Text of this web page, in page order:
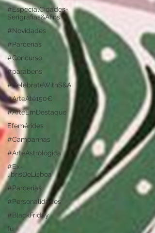
#EspecialCidades-
Serigrafias&Afins
#Novidades
#Parcerias
#Concurso
#parabéns
#CelebrateWithS&A
#ArteAté150€
#ArteEmDestaque
Efemérides
#Campanhas
#ArteAstrológica
#Ex-
librisDeLisboa
#Parcerias
#Personalidades
#BlackFriday
fu